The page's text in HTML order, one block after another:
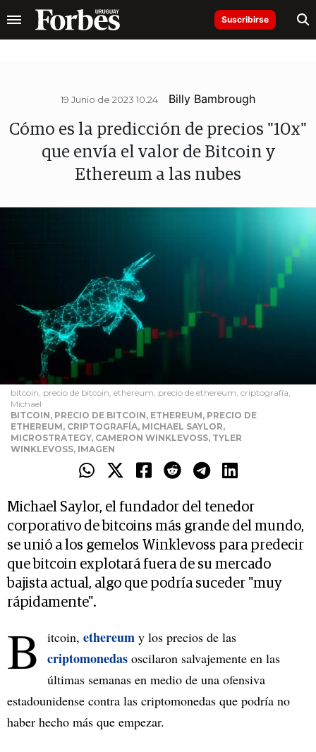
Suscribirse
19 Junio de 2023 10.24 Billy Bambrough
Cómo es la predicción de precios "10x"
que envía el valor de Bitcoin y
Ethereum a las nubes
bitcoin, precio de bitcoin, ethereum, precio de ethereum, criptografía,
Michael
BITCOIN, PRECIO DE BITCOIN, ETHEREUM, PRECIO DE
ETHEREUM, CRIPTOGRAFÍA, MICHAEL SAYLOR,
MICROSTRATEGY, CAMERON WINKLEVOSS, TYLER
WINKLEVOSS, IMAGEN
Michael Saylor, el fundador del tenedor
corporativo de bitcoins más grande del mundo,
se unió a los gemelos Winklevoss para predecir
que bitcoin explotará fuera de su mercado
bajista actual, algo que podría suceder "muy
rápidamente".
B itcoin, ethereum y los precios de las
criptomonedas oscilaron salvajemente en las
últimas semanas en medio de una ofensiva
estadounidense contra las criptomonedas que podría no
haber hecho más que empezar.